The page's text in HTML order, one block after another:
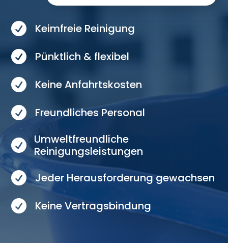
 Keimfreie Reinigung
 Pünktlich & flexibel
 Keine Anfahrtskosten
 Freundliches Personal
 Umweltfreundliche
Reinigungsleistungen
 Jeder Herausforderung gewachsen
 Keine Vertragsbindung